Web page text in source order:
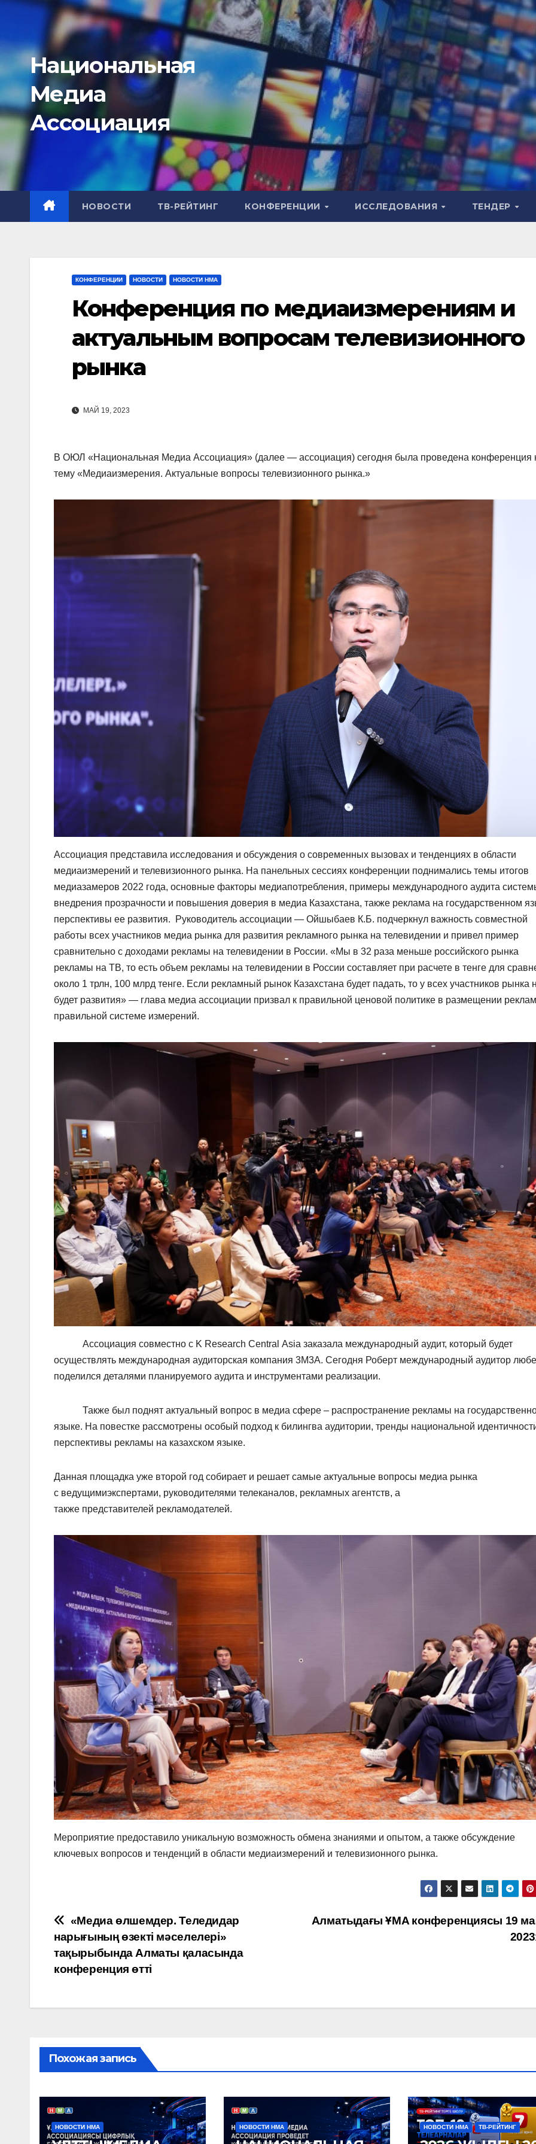
Перейти
содержимому
Национальная
Медиа
Ассоциация
НОВОСТИ ТВ-РЕЙТИНГ КОНФЕРЕНЦИИ ИССЛЕДОВАНИЯ ТЕНДЕР
КОНФЕРЕНЦИИ НОВОСТИ НОВОСТИ НМА
Конференция по медиаизмерениям и
актуальным вопросам телевизионного
рынка
МАЙ 19, 2023
В ОЮЛ «Национальная Медиа Ассоциация» (далее — ассоциация) сегодня была проведена конференция
тему «Медиаизмерения. Актуальные вопросы телевизионного рынка.»
Ассоциация представила исследования и обсуждения о современных вызовах и тенденциях в области
медиаизмерений и телевизионного рынка. На панельных сессиях конференции поднимались темы итогов
медиазамеров 2022 года, основные факторы медиапотребления, примеры международного аудита
внедрения прозрачности и повышения доверия в медиа Казахстана, также реклама на государственном
перспективы ее развития. Руководитель ассоциации — Ойшыбаев К.Б. подчеркнул важность совместной
работы всех участников медиа рынка для развития рекламного рынка на телевидении и привел пример
сравнительно с доходами рекламы на телевидении в России. «Мы в 32 раза меньше российского рынка
рекламы на ТВ, то есть объем рекламы на телевидении в России составляет при расчете в тенге для
около 1 трлн, 100 млрд тенге. Если рекламный рынок Казахстана будет падать, то у всех участников рынка
будет развития» — глава медиа ассоциации призвал к правильной ценовой политике в размещении
правильной системе измерений.
Ассоциация совместно с K Research Central Asia заказала международный аудит, который будет
осуществлять международная аудиторская компания 3М3А. Сегодня Роберт международный аудитор
поделился деталями планируемого аудита и инструментами реализации.
Также был поднят актуальный вопрос в медиа сфере – распространение рекламы на
языке. На повестке рассмотрены особый подход к билингва аудитории, тренды национальной
перспективы рекламы на казахском языке.
Данная площадка уже второй год собирает и решает самые актуальные вопросы медиа рынка
с ведущимиэкспертами, руководителями телеканалов, рекламных агентств, а
также представителей рекламодателей.
Мероприятие предоставило уникальную возможность обмена знаниями и опытом, а также обсуждение
ключевых вопросов и тенденций в области медиаизмерений и телевизионного рынка.
Навигация
по
записям
Алматыдағы ҰMA конференциясы 19
«Медиа өлшемдер. Теледидар
нарығының өзекті мәселелері»
тақырыбында Алматы қаласында
конференция өтті
Похожая запись
НОВОСТИ НМА НОВОСТИ НМА НОВОСТИ НМА ТВ-РЕЙТИНГ